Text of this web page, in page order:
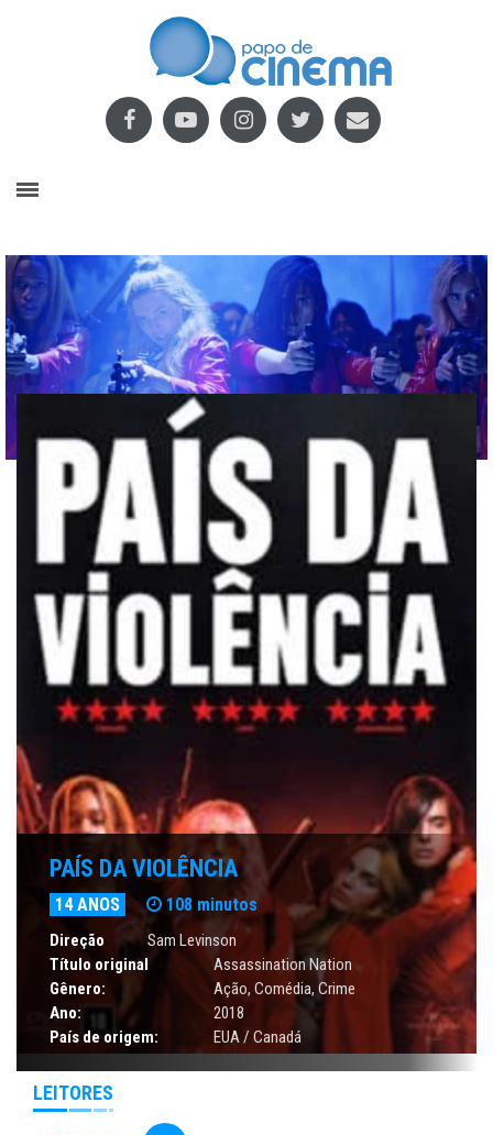
PAÍS DA VIOLÊNCIA
14 ANOS 108 minutos
Direção
Sam Levinson
Título original
Assassination Nation
Gênero:
Ação, Comédia, Crime
Ano:
2018
País de origem:
EUA / Canadá
LEITORES